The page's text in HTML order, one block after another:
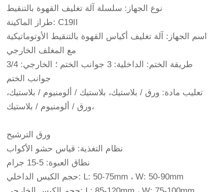
نوع الجهاز: سلسلة آلة تغليف القهوة بالتنقيط
طراز الماكينة: C19II
اسم الجهاز: آلة تغليف أكياس القهوة بالتنقيط الأوتوماتيكية
مع المغلف الخارجي
طريقة الختم: الداخلية: 3 جوانب الختم ؛ الخارجي: 3/4
جوانب الختم
تعليب مادة: ورق / بلاستيك، بلاستيك / ألومنيوم / بلاستيك،
ورق / ألومنيوم / بلاستيك،
ورق الترشيح
نظام التغذية: قياس حشو الأكواب
نطاق العبوة: 5-15 جرام
حجم الكيس الداخلي: L: 50-75mm ، W: 50-90mm